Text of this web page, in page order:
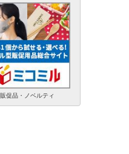
販促品・ノベルティ